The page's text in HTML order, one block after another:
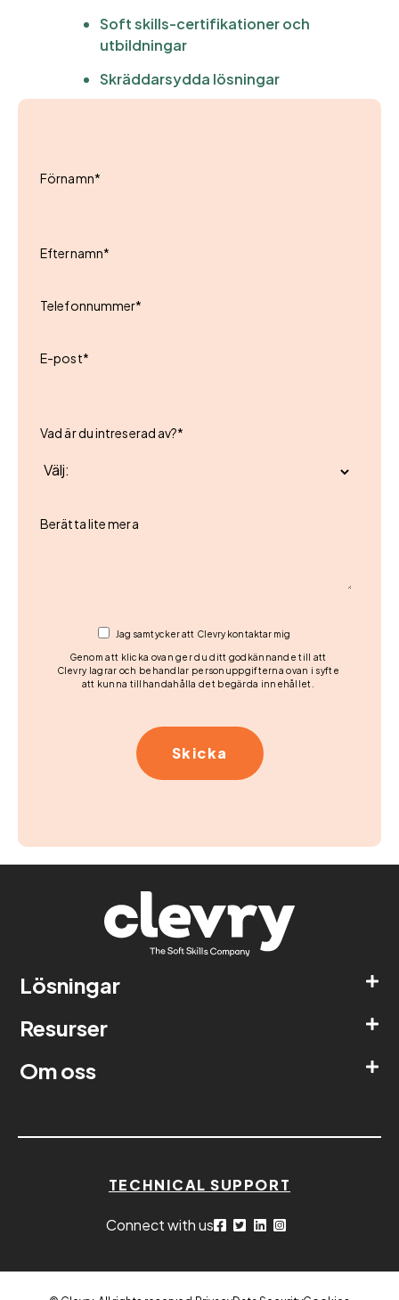
Soft skills-certifikationer och
utbildningar
Skräddarsydda lösningar
Förnamn*
Efternamn*
Telefonnummer*
E-post*
Vad är du intreserad av?*
Berätta lite mera
Jag samtycker att Clevry kontaktar mig
Genom att klicka ovan ger du ditt godkännande till att
Clevry lagrar och behandlar personuppgifterna ovan i syfte
att kunna tillhandahålla det begärda innehållet.
Lösningar
Resurser
Om oss
TECHNICAL SUPPORT
Connect with us